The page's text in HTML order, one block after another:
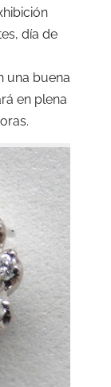
día de
una buena
en plena